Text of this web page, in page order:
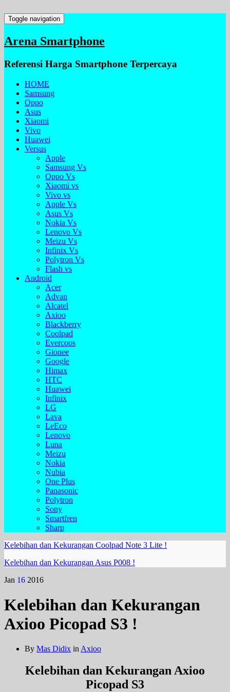
Toggle navigation
Arena Smartphone
Referensi Harga Smartphone Terpercaya
HOME
Samsung
Oppo
Asus
Xiaomi
Vivo
Huawei
Versus
Apple
Samsung Vs
Oppo Vs
Xiaomi vs
Vivo vs
Apple Vs
Asus Vs
Nokia Vs
Lenovo Vs
Meizu Vs
Infinix Vs
Polytron Vs
Flash vs
Android
Acer
Advan
Alcatel
Axioo
Blackberry
Coolpad
Evercoos
Gionee
Google
Himax
HTC
Huawei
Infinix
LG
Lava
LeEco
Lenovo
Luna
Meizu
Nokia
Nubia
One Plus
Panasonic
Polytron
Sony
Smartfren
Sharp
Kelebihan dan Kekurangan Coolpad Note 3 Lite !
Kelebihan dan Kekurangan Asus P008 !
Jan 16 2016
Kelebihan dan Kekurangan
Axioo Picopad S3 !
By Mas Didix inAxioo
Kelebihan dan Kekurangan Axioo
Picopad S3